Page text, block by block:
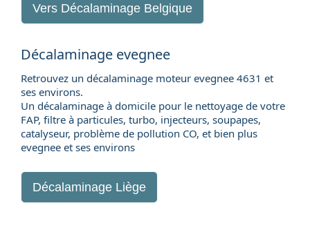
Vers Décalaminage Belgique
Décalaminage evegnee
Retrouvez un décalaminage moteur evegnee 4631 et
ses environs.
Un décalaminage à domicile pour le nettoyage de votre
FAP, filtre à particules, turbo, injecteurs, soupapes,
catalyseur, problème de pollution CO, et bien plus
evegnee et ses environs
Décalaminage Liège